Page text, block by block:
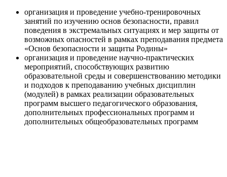
организация и проведение учебно-тренировочных
занятий по изучению основ безопасности, правил
поведения в экстремальных ситуациях и мер защиты от
возможных опасностей в рамках преподавания предмета
«Основ безопасности и защиты Родины»
организация и проведение научно-практических
мероприятий, способствующих развитию
образовательной среды и совершенствованию методики
и подходов к преподаванию учебных дисциплин
(модулей) в рамках реализации образовательных
программ высшего педагогического образования,
дополнительных профессиональных программ и
дополнительных общеобразовательных программ